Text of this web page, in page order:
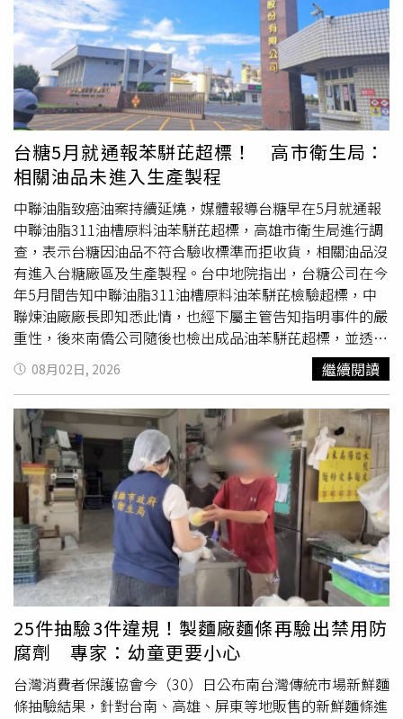
及下架等作業。針對中聯惡意延遲通報，台中市政府已裁罰
300萬元，食藥署也依規定重罰1億6520萬元。他強調，食
藥署所有處置皆依實際通報時間及檢驗結果依法辦理，不存
在隱瞞或蓋牌情事。至於台糖是否涉及知情未報，王德原指
出，依《食安法》第7條第5項規定，主管機關為高雄市衛生
局，而高市府認定台糖接收的是「粗膠原油」原料，未達食
安法「直接供食或作為食品加工用」範疇，食藥署對高雄市
政府認定目前予以尊重。
台糖5月就通報苯駢芘超標！ 高市衛生局：
相關油品未進入生產製程
中聯油脂致癌油案持續延燒，媒體報導台糖早在5月就通報
中聯油脂311油槽原料油苯駢芘超標，高雄市衛生局進行調
查，表示台糖因油品不符合驗收標準而拒收貨，相關油品沒
有進入台糖廠區及生產製程。台中地院指出，台糖公司在今
年5月間告知中聯油脂311油槽原料油苯駢芘檢驗超標，中
聯煉油廠廠長即知悉此情，也經下屬主管告知指明事件的嚴
重性，後來南僑公司隨後也檢出成品油苯駢芘超標，並透過
福壽公司輾轉傳達至中聯公司，陳明榮等高階主管經開會討
論後，卻沒有積極作為。直到6月間事件爆發，才不得不通
報主管機關。針對此案，高雄市衛生局回應，台糖公司說
明，所購買的半成品原料油，由福懋委託中聯油脂代工生
產，原規劃供應台糖後續精煉使用，但依雙方合約，原料須
通過SGS檢驗，其中包括致癌物苯駢芘（BaP）含量須在
2ppb以下，由於該批原料檢驗超標，台糖予以拒收，油品
並未進入台糖廠區及製程。台糖提到，台糖對外所購買為半
成品原料油，其合約中有關苯駢芘標準為2ppb以下，超過
合約標準就不收，符合合約規定原料油進入製程均再以脫
膠、脫色、脫臭等精煉製程，經實驗室檢驗
合格後才會出
貨，以確保品質。衛生局表示，高市府已於7月9日將台糖所
有涉及中聯供應鏈的產品全面預防性下架，以確保市面上無
與中聯相關油品。另查，台糖購置的原料油為301號油槽，
與出問題的311油槽並不相同，因此台糖並無涉及食藥署先
前公布的問題油品批號。因應此次中聯油品事件，高雄市衛
生局擴大查廠，台糖產製的油品經檢驗，結果亦均符合規
08月02日, 2026 繼續閱讀
25件抽驗3件違規！製麵廠麵條再驗出禁用防
腐劑 專家：幼童更要小心
台灣消費者保護協會今（30）日公布南台灣傳統市場新鮮麵
條抽驗結果，針對台南、高雄、屏東等地販售的新鮮麵條進